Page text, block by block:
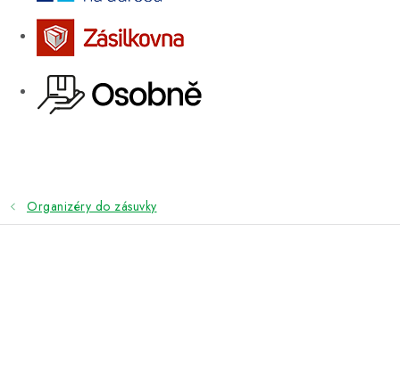
Organizéry do zásuvky